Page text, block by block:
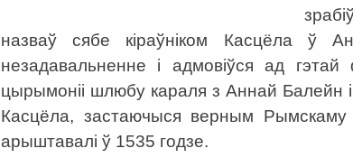
назваў сябе кіраўніком Касцёла ў
незадавальненне і адмовіўся ад
цырымоніі шлюбу караля з Аннай Балейн і
Касцёла, застаючыся верным Рымскаму
арыштавалі ў 1535 годзе.